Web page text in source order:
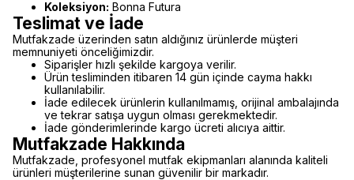
Koleksiyon: Bonna Futura
Teslimat ve İade
Mutfakzade üzerinden satın aldığınız ürünlerde müşteri
memnuniyeti önceliğimizdir.
Siparişler hızlı şekilde kargoya verilir.
Ürün tesliminden itibaren 14 gün içinde cayma hakkı
kullanılabilir.
İade edilecek ürünlerin kullanılmamış, orijinal ambalajında
ve tekrar satışa uygun olması gerekmektedir.
İade gönderimlerinde kargo ücreti alıcıya aittir.
Mutfakzade Hakkında
Mutfakzade, profesyonel mutfak ekipmanları alanında kaliteli
ürünleri müşterilerine sunan güvenilir bir markadır.